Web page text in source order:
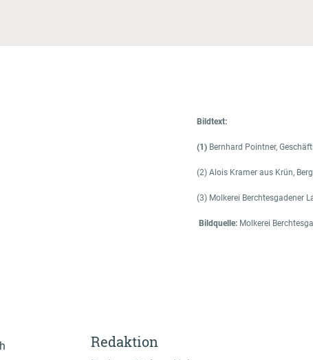
Bildtext:
(1) Bernhard Pointner,
(2) Alois Kramer aus Krün,
(3) Molkerei Berchtesgadener
Bildquelle: Molkerei
Redaktion